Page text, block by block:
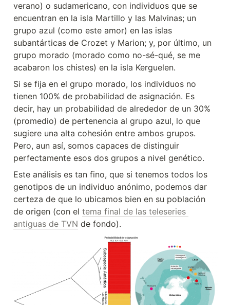
verano) o sudamericano, con individuos que se
encuentran en la isla Martillo y las Malvinas; un
grupo azul (como este amor) en las islas
subantárticas de Crozet y Marion; y, por último, un
grupo morado (morado como no-sé-qué, se me
acabaron los chistes) en la isla Kerguelen.
Si se fija en el grupo morado, los individuos no
tienen 100% de probabilidad de asignación. Es
decir, hay un probabilidad de alrededor de un 30%
(promedio) de pertenencia al grupo azul, lo que
sugiere una alta cohesión entre ambos grupos.
Pero, aun así, somos capaces de distinguir
perfectamente esos dos grupos a nivel genético.
Este análisis es tan fino, que si tenemos todos los
genotipos de un individuo anónimo, podemos dar
certeza de que lo ubicamos bien en su población
de origen (con el tema final de las teleseries
antiguas de TVN de fondo).